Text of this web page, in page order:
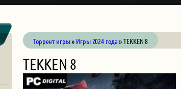
Торрент игры» Игры 2024 года» TEKKEN 8
TEKKEN 8